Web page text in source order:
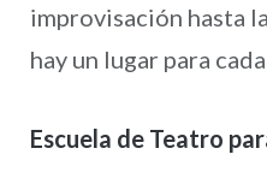
improvisación hasta
hay un lugar para
Escuela de Teatro